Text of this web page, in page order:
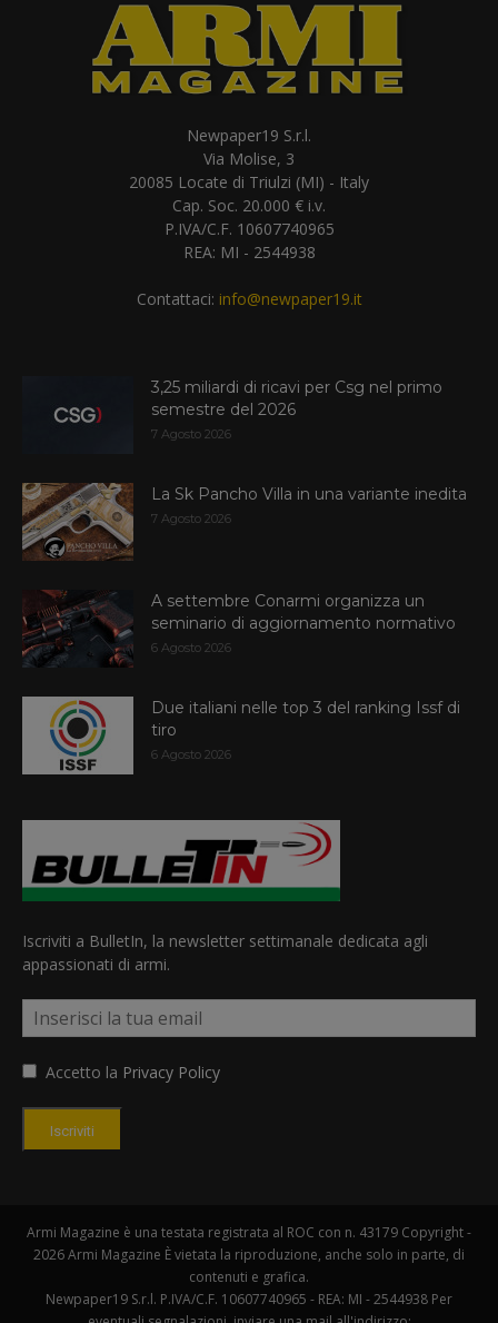
Newpaper19 S.r.l.
Via Molise, 3
20085 Locate di Triulzi (MI) - Italy
Cap. Soc. 20.000 € i.v.
P.IVA/C.F. 10607740965
REA: MI - 2544938
Contattaci: info@newpaper19.it
3,25 miliardi di ricavi per Csg nel primo
semestre del 2026
7 Agosto 2026
La Sk Pancho Villa in una variante inedita
7 Agosto 2026
A settembre Conarmi organizza un
seminario di aggiornamento normativo
6 Agosto 2026
Due italiani nelle top 3 del ranking Issf di
tiro
6 Agosto 2026
Iscriviti a BulletIn, la newsletter settimanale dedicata agli
appassionati di armi.
Accetto la Privacy Policy
Iscriviti
Armi Magazine è una testata registrata al ROC con n. 43179 Copyright -
2026 Armi Magazine È vietata la riproduzione, anche solo in parte, di
contenuti e grafica.
Newpaper19 S.r.l. P.IVA/C.F. 10607740965 - REA: MI - 2544938 Per